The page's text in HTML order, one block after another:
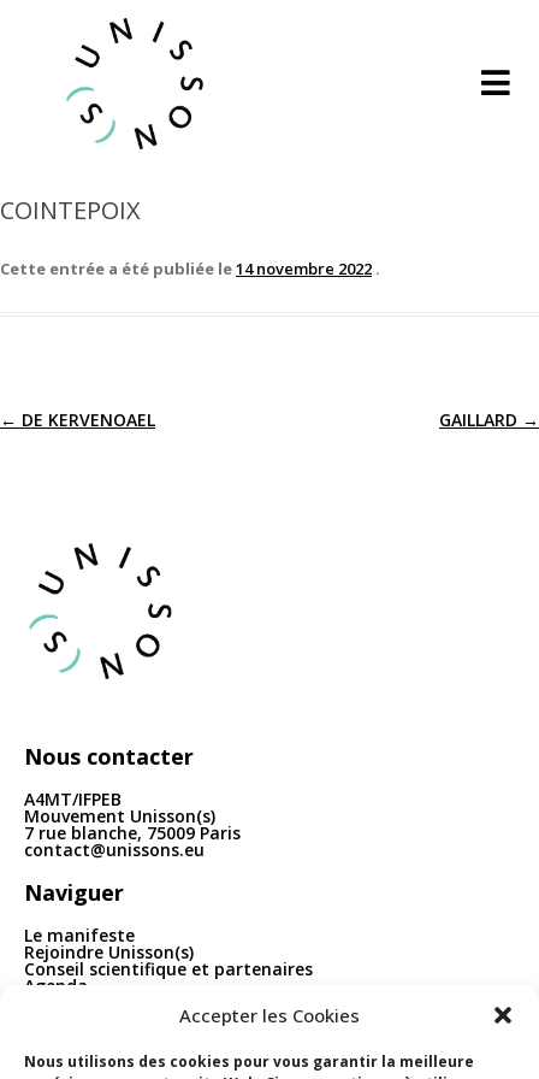
Accepter les Cookies
Nous utilisons des cookies pour vous garantir la meilleure
COINTEPOIX
Cette entrée a été publiée le14 novembre 2022 .
Navigation
articles
← DE KERVENOAEL GAILLARD →
Nous contacter
A4MT/IFPEB
Mouvement Unisson(s)
7 rue blanche, 75009 Paris
contact@unissons.eu
Naviguer
Le manifeste
Rejoindre Unisson(s)
Conseil scientifique et partenaires
Agenda